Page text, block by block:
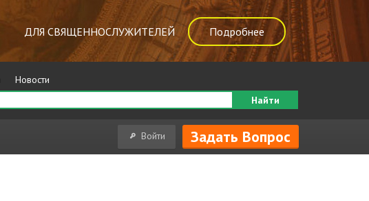
ДЛЯ СВЯЩЕННОСЛУЖИТЕЛЕЙ Подробнее
Новости
Найти
Войти Задать Вопрос